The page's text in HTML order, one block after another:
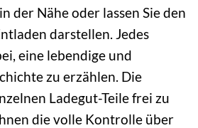
der Nähe oder lassen Sie den
darstellen. Jedes
eine lebendige und
zu erzählen. Die
Ladegut-Teile frei zu
die volle Kontrolle über